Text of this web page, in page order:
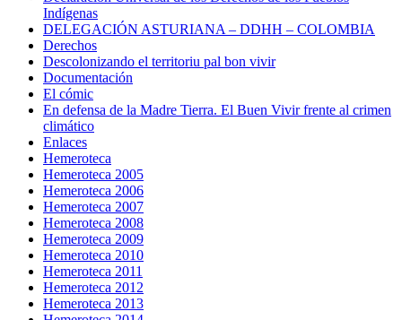
Indígenas
DELEGACIÓN ASTURIANA – DDHH – COLOMBIA
Derechos
Descolonizando el territoriu pal bon vivir
Documentación
El cómic
En defensa de la Madre Tierra. El Buen Vivir frente al crimen
climático
Enlaces
Hemeroteca
Hemeroteca 2005
Hemeroteca 2006
Hemeroteca 2007
Hemeroteca 2008
Hemeroteca 2009
Hemeroteca 2010
Hemeroteca 2011
Hemeroteca 2012
Hemeroteca 2013